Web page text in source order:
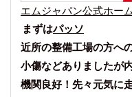
エムジャパン公式ホー
まずはパッソ
近所の整備工場の方へ
小傷などありましたが
機関良好！先々元気に